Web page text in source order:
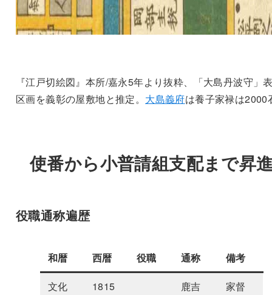
『江戸切絵図』本所/嘉永5年より抜粋、「大島丹波守」
区画を義彰の屋敷地と推定。 大島義府は養子家禄は2000
使番から小普請組支配まで昇
役職通称遍歴
和暦 西暦 役職 通称 備考
文化
1815
鹿吉 家督